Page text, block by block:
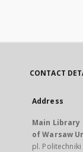
CONTACT
Address
Main Library
of Warsaw
pl. Politechniki